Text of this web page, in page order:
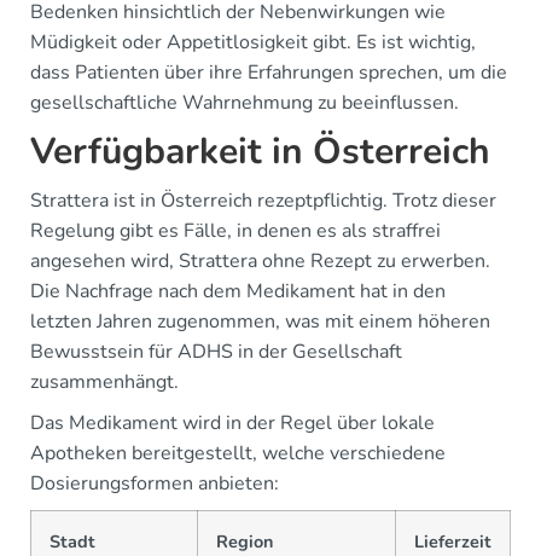
Bedenken hinsichtlich der Nebenwirkungen wie
Müdigkeit oder Appetitlosigkeit gibt. Es ist wichtig,
dass Patienten über ihre Erfahrungen sprechen, um die
gesellschaftliche Wahrnehmung zu beeinflussen.
Verfügbarkeit in Österreich
Strattera ist in Österreich rezeptpflichtig. Trotz dieser
Regelung gibt es Fälle, in denen es als straffrei
angesehen wird, Strattera ohne Rezept zu erwerben.
Die Nachfrage nach dem Medikament hat in den
letzten Jahren zugenommen, was mit einem höheren
Bewusstsein für ADHS in der Gesellschaft
zusammenhängt.
Das Medikament wird in der Regel über lokale
Apotheken bereitgestellt, welche verschiedene
Dosierungsformen anbieten:
Stadt Region Lieferzeit